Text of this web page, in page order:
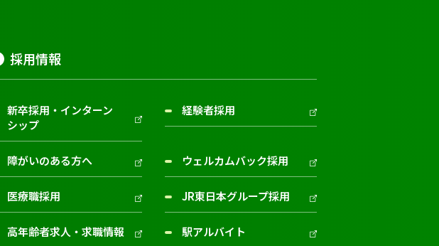
採用情報
新卒採用・インターン
シップ
経験者採用
障がいのある方へ ウェルカムバック採用
医療職採用 JR東日本グループ採用
高年齢者求人・求職情報 駅アルバイト